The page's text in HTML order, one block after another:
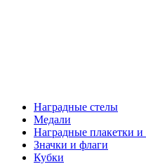
Наградные стелы
Медали
Наградные плакетки
Значки и флаги
Кубки